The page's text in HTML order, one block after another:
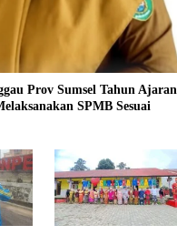
Prov Sumsel Tahun Ajaran
SPMB Sesuai